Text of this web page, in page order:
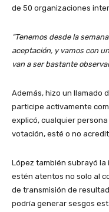
de 50 organizaciones
“Tenemos desde la
aceptación, y vamos con
van a ser bastante
Además, hizo un llamado
participe activamente
explicó, cualquier
votación, esté o no
López también subrayó
estén atentos no solo al
de transmisión de
podría generar sesgos